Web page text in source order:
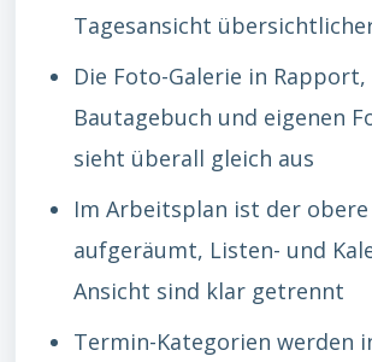
Tagesansicht
Die Foto-Galerie in Rapport,
Bautagebuch und eigenen
sieht überall gleich aus
Im Arbeitsplan ist der obere
aufgeräumt, Listen- und
Ansicht sind klar getrennt
Termin-Kategorien werden